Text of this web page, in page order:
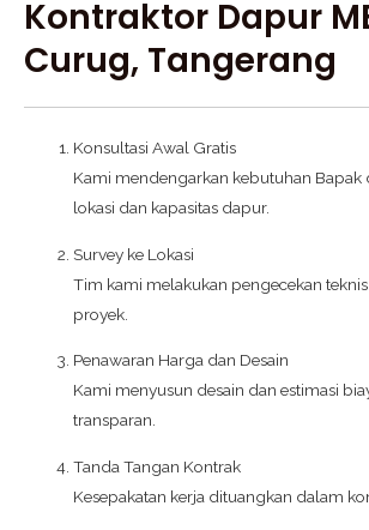
Kontraktor Dapur
Curug, Tangerang
Konsultasi Awal Gratis
Kami mendengarkan kebutuhan Bapak
lokasi dan kapasitas dapur.
Survey ke Lokasi
Tim kami melakukan pengecekan
proyek.
Penawaran Harga dan Desain
Kami menyusun desain dan estimasi
transparan.
Tanda Tangan Kontrak
Kesepakatan kerja dituangkan dalam